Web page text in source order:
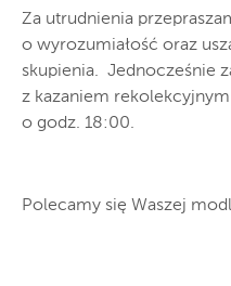
Za utrudnienia
o wyrozumiałość oraz
skupienia. Jednocześnie
z kazaniem rekolekcyjnym
o godz. 18:00.
Polecamy się Waszej